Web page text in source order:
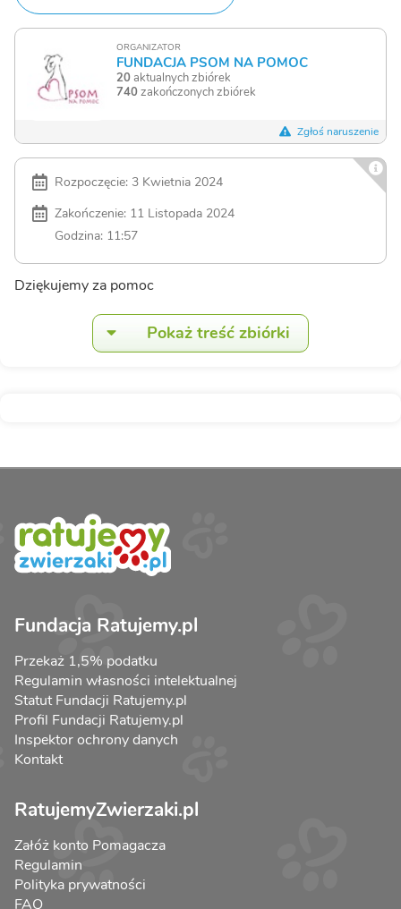
ORGANIZATOR
FUNDACJA PSOM NA POMOC
20aktualnych zbiórek
740zakończonych zbiórek
Zgłoś naruszenie
Rozpoczęcie: 3 Kwietnia 2024
Zakończenie: 11 Listopada 2024
Godzina: 11:57
Dziękujemy za pomoc
Pokaż treść zbiórki
Fundacja Ratujemy.pl
Przekaż 1,5% podatku
Regulamin własności intelektualnej
Statut Fundacji Ratujemy.pl
Profil Fundacji Ratujemy.pl
Inspektor ochrony danych
Kontakt
RatujemyZwierzaki.pl
Załóż konto Pomagacza
Regulamin
Polityka prywatności
FAQ